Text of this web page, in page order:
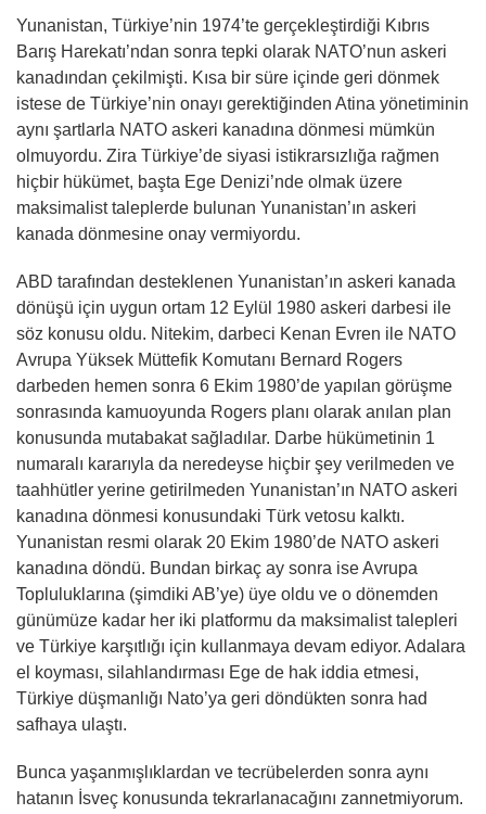
Yunanistan, Türkiye’nin 1974’te gerçekleştirdiği Kıbrıs
Barış Harekatı’ndan sonra tepki olarak NATO’nun askeri
kanadından çekilmişti. Kısa bir süre içinde geri dönmek
istese de Türkiye’nin onayı gerektiğinden Atina yönetiminin
aynı şartlarla NATO askeri kanadına dönmesi mümkün
olmuyordu. Zira Türkiye’de siyasi istikrarsızlığa rağmen
hiçbir hükümet, başta Ege Denizi’nde olmak üzere
maksimalist taleplerde bulunan Yunanistan’ın askeri
kanada dönmesine onay vermiyordu.
ABD tarafından desteklenen Yunanistan’ın askeri kanada
dönüşü için uygun ortam 12 Eylül 1980 askeri darbesi ile
söz konusu oldu. Nitekim, darbeci Kenan Evren ile NATO
Avrupa Yüksek Müttefik Komutanı Bernard Rogers
darbeden hemen sonra 6 Ekim 1980’de yapılan görüşme
sonrasında kamuoyunda Rogers planı olarak anılan plan
konusunda mutabakat sağladılar. Darbe hükümetinin 1
numaralı kararıyla da neredeyse hiçbir şey verilmeden ve
taahhütler yerine getirilmeden Yunanistan’ın NATO askeri
kanadına dönmesi konusundaki Türk vetosu kalktı.
Yunanistan resmi olarak 20 Ekim 1980’de NATO askeri
kanadına döndü. Bundan birkaç ay sonra ise Avrupa
Topluluklarına (şimdiki AB’ye) üye oldu ve o dönemden
günümüze kadar her iki platformu da maksimalist talepleri
ve Türkiye karşıtlığı için kullanmaya devam ediyor. Adalara
el koyması, silahlandırması Ege de hak iddia etmesi,
Türkiye düşmanlığı Nato’ya geri döndükten sonra had
safhaya ulaştı.
Bunca yaşanmışlıklardan ve tecrübelerden sonra aynı
hatanın İsveç konusunda tekrarlanacağını zannetmiyorum.